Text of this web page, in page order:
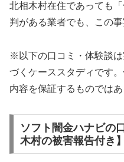
北相木村在住であっても
判がある業者でも、この事
※以下の口コミ・体験談
づくケーススタディです
内容を保証するものではあ
ソフト闇金ハナビの
木村の被害報告付き】